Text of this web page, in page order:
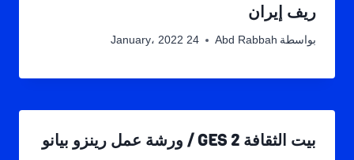
ريف إيران
بواسطة Abd Rabbah 24 January، 2022
بيت الثقافة GES 2 / ورشة عمل رينزو بيانو